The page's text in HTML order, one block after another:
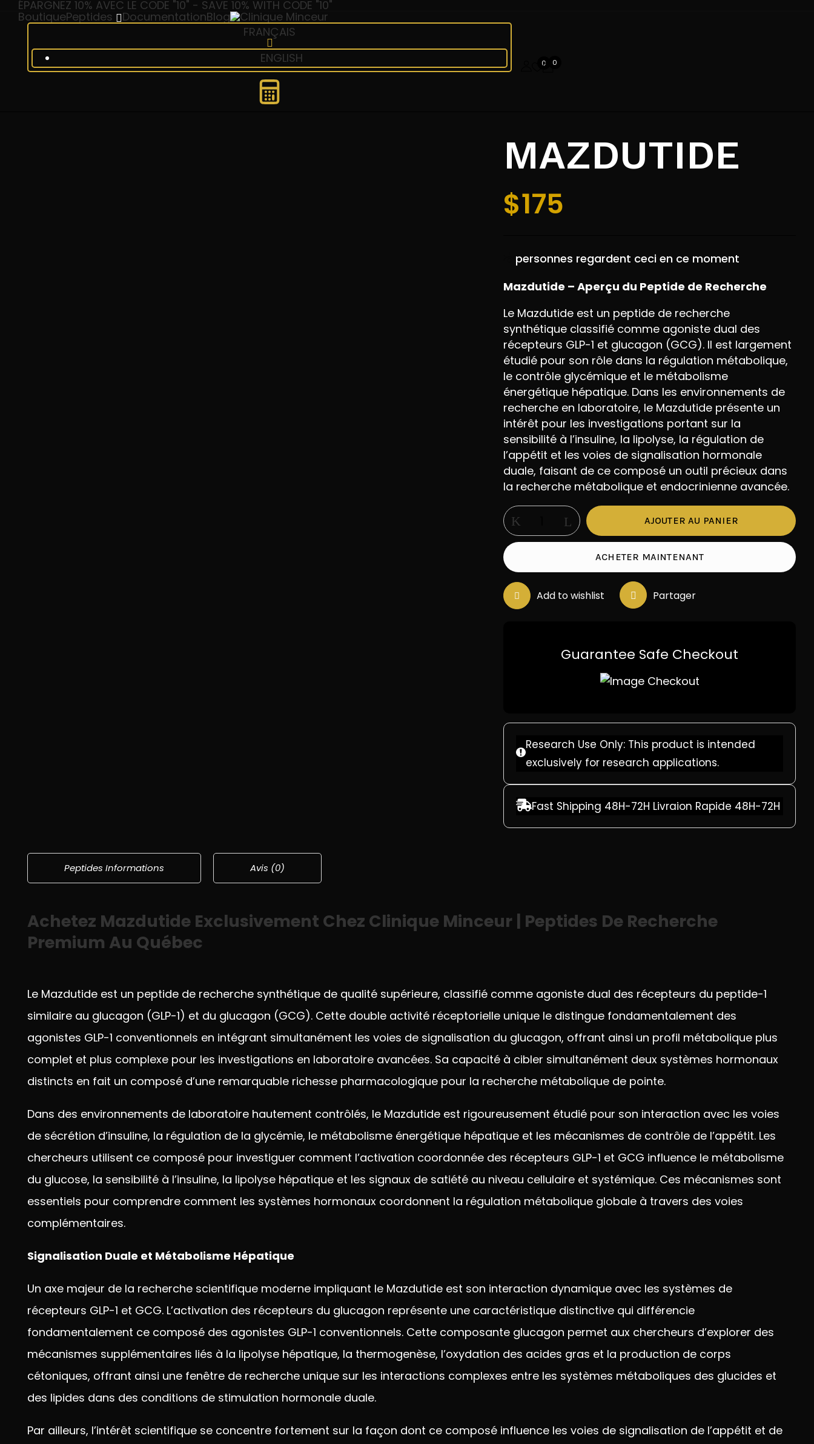
ÉPARGNEZ 10% AVEC LE CODE "10" - SAVE 10% WITH CODE "10"
BoutiquePeptides DocumentationBlog
FRANÇAIS
ENGLISH
0 0
MAZDUTIDE
$175
personnes regardent ceci en ce moment
Mazdutide – Aperçu du Peptide de Recherche
Le Mazdutide est un peptide de recherche
synthétique classifié comme agoniste dual des
récepteurs GLP-1 et glucagon (GCG). Il est largement
étudié pour son rôle dans la régulation métabolique,
le contrôle glycémique et le métabolisme
énergétique hépatique. Dans les environnements de
recherche en laboratoire, le Mazdutide présente un
intérêt pour les investigations portant sur la
sensibilité à l’insuline, la lipolyse, la régulation de
l’appétit et les voies de signalisation hormonale
duale, faisant de ce composé un outil précieux dans
la recherche métabolique et endocrinienne avancée.
quantité
de
MAZDUTIDE
AJOUTER AU PANIER
ACHETER MAINTENANT
Add to wishlist Partager
Guarantee Safe Checkout
Research Use Only: This product is intended
exclusively for research applications.
Fast Shipping 48H-72H Livraion Rapide 48H-72H
Peptides Informations Avis (0)
Achetez Mazdutide Exclusivement Chez Clinique Minceur | Peptides De Recherche
Premium Au Québec
Le Mazdutide est un peptide de recherche synthétique de qualité supérieure, classifié comme agoniste dual des récepteurs du peptide-1
similaire au glucagon (GLP-1) et du glucagon (GCG). Cette double activité réceptorielle unique le distingue fondamentalement des
agonistes GLP-1 conventionnels en intégrant simultanément les voies de signalisation du glucagon, offrant ainsi un profil métabolique plus
complet et plus complexe pour les investigations en laboratoire avancées. Sa capacité à cibler simultanément deux systèmes hormonaux
distincts en fait un composé d’une remarquable richesse pharmacologique pour la recherche métabolique de pointe.
Dans des environnements de laboratoire hautement contrôlés, le Mazdutide est rigoureusement étudié pour son interaction avec les voies
de sécrétion d’insuline, la régulation de la glycémie, le métabolisme énergétique hépatique et les mécanismes de contrôle de l’appétit. Les
chercheurs utilisent ce composé pour investiguer comment l’activation coordonnée des récepteurs GLP-1 et GCG influence le métabolisme
du glucose, la sensibilité à l’insuline, la lipolyse hépatique et les signaux de satiété au niveau cellulaire et systémique. Ces mécanismes sont
essentiels pour comprendre comment les systèmes hormonaux coordonnent la régulation métabolique globale à travers des voies
complémentaires.
Signalisation Duale et Métabolisme Hépatique
Un axe majeur de la recherche scientifique moderne impliquant le Mazdutide est son interaction dynamique avec les systèmes de
récepteurs GLP-1 et GCG. L’activation des récepteurs du glucagon représente une caractéristique distinctive qui différencie
fondamentalement ce composé des agonistes GLP-1 conventionnels. Cette composante glucagon permet aux chercheurs d’explorer des
mécanismes supplémentaires liés à la lipolyse hépatique, la thermogenèse, l’oxydation des acides gras et la production de corps
cétoniques, offrant ainsi une fenêtre de recherche unique sur les interactions complexes entre les systèmes métaboliques des glucides et
des lipides dans des conditions de stimulation hormonale duale.
Par ailleurs, l’intérêt scientifique se concentre fortement sur la façon dont ce composé influence les voies de signalisation de l’appétit et de
Enregistrer mon nom, courriel et site web dans le navigateur
pour la prochaine fois que je commenterai.